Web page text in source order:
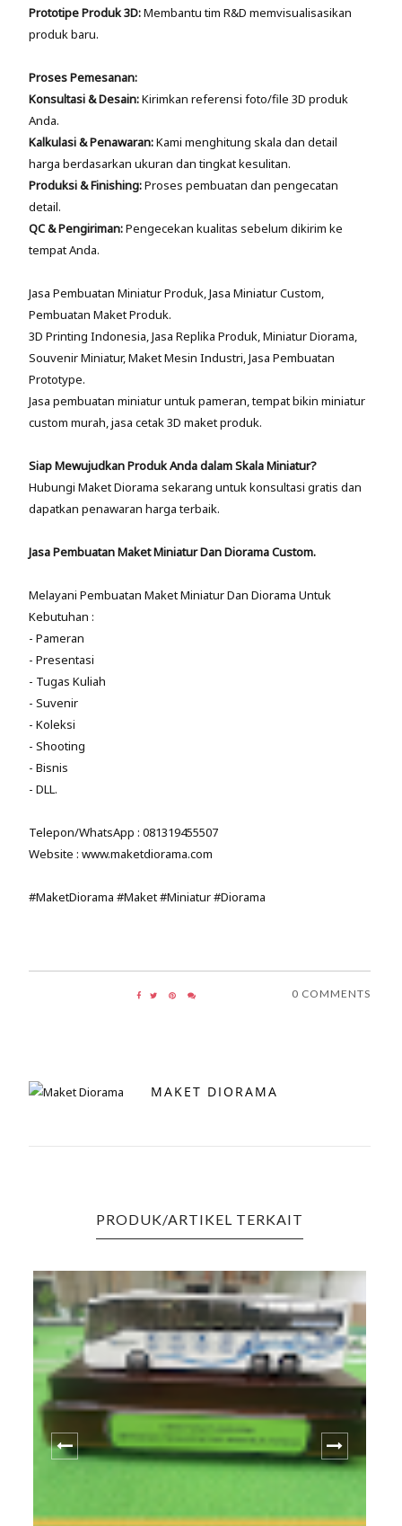
Prototipe Produk 3D:Membantu tim R&D memvisualisasikan
produk baru.
Proses Pemesanan:
Konsultasi & Desain:Kirimkan referensi foto/file 3D produk
Anda.
Kalkulasi & Penawaran:Kami menghitung skala dan detail
harga berdasarkan ukuran dan tingkat kesulitan.
Produksi & Finishing:Proses pembuatan dan pengecatan
detail.
QC & Pengiriman:Pengecekan kualitas sebelum dikirim ke
tempat Anda.
Jasa Pembuatan Miniatur Produk, Jasa Miniatur Custom,
Pembuatan Maket Produk.
3D Printing Indonesia, Jasa Replika Produk, Miniatur Diorama,
Souvenir Miniatur, Maket Mesin Industri, Jasa Pembuatan
Prototype.
Jasa pembuatan miniatur untuk pameran, tempat bikin miniatur
custom murah, jasa cetak 3D maket produk.
Siap Mewujudkan Produk Anda dalam Skala Miniatur?
Hubungi Maket Diorama sekarang untuk konsultasi gratis dan
dapatkan penawaran harga terbaik.
Jasa Pembuatan Maket Miniatur Dan Diorama Custom.
Melayani Pembuatan Maket Miniatur Dan Diorama Untuk
Kebutuhan :
- Pameran
- Presentasi
- Tugas Kuliah
- Suvenir
- Koleksi
- Shooting
- Bisnis
- DLL.
Telepon/WhatsApp : 081319455507
Website : www.maketdiorama.com
#MaketDiorama #Maket #Miniatur #Diorama
0 COMMENTS
MAKET DIORAMA
PRODUK/ARTIKEL TERKAIT